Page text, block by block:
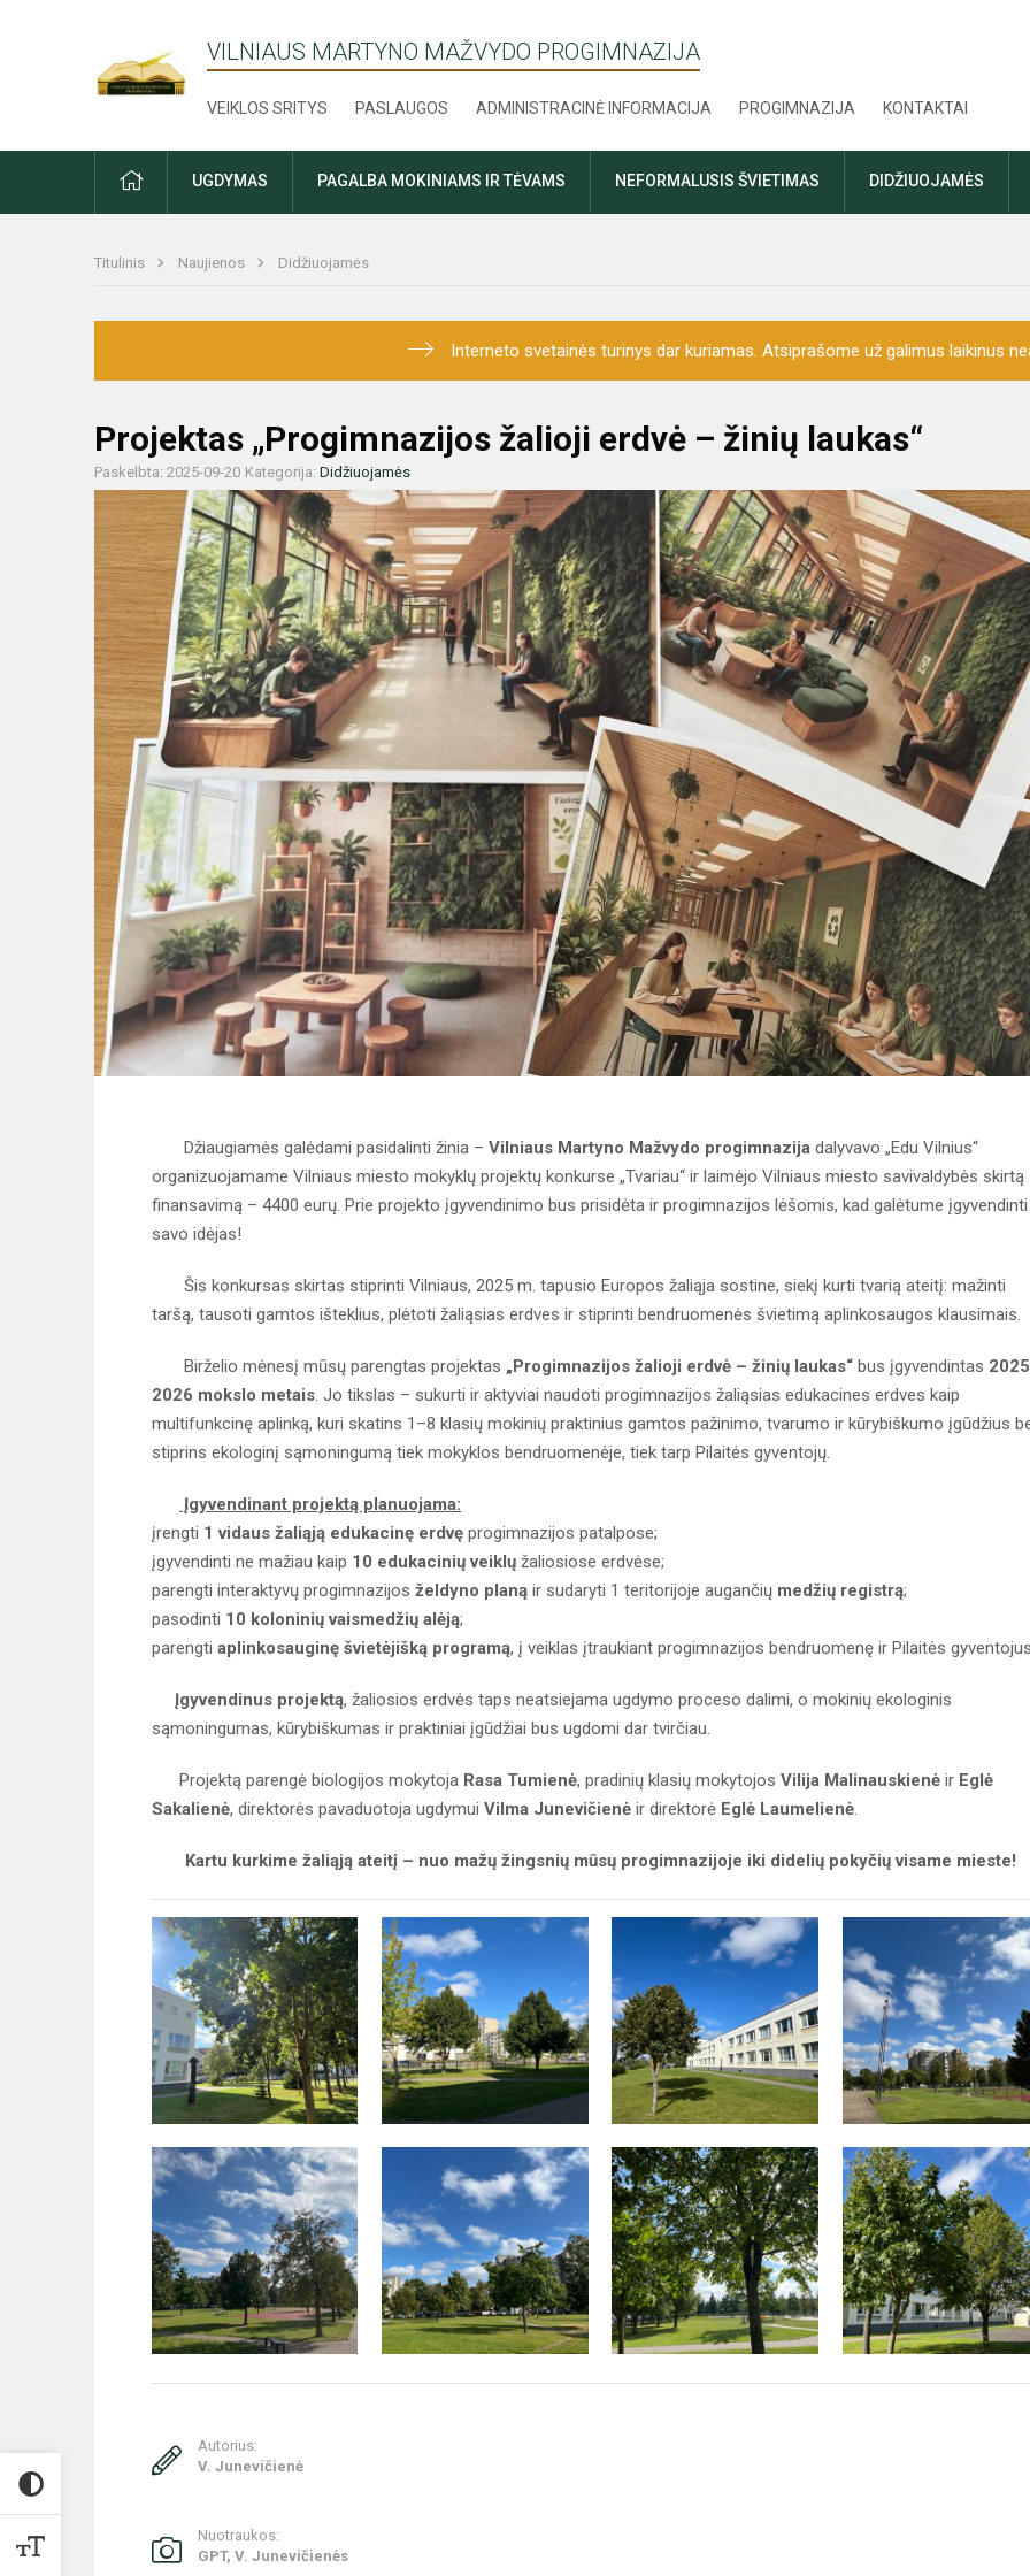
VILNIAUS MARTYNO MAŽVYDO PROGIMNAZIJA
VEIKLOS SRITYS PASLAUGOS ADMINISTRACINĖ INFORMACIJA PROGIMNAZIJA KONTAKTAI
PRADŽIAUGDYMAS PAGALBA MOKINIAMS IR TĖVAMS NEFORMALUSIS ŠVIETIMAS DIDŽIUOJAMĖS
Titulinis Naujienos Didžiuojamės
Interneto svetainės turinys dar kuriamas. Atsiprašome už galimus laikinus
Projektas „Progimnazijos žalioji erdvė – žinių laukas“
Paskelbta: 2025-09-20 Kategorija: Didžiuojamės
Džiaugiamės galėdami pasidalinti žinia – Vilniaus Martyno Mažvydo progimnazija dalyvavo „Edu Vilnius“
organizuojamame Vilniaus miesto mokyklų projektų konkurse „Tvariau“ ir laimėjo Vilniaus miesto savivaldybės skirtą
finansavimą – 4400 eurų. Prie projekto įgyvendinimo bus prisidėta ir progimnazijos lėšomis, kad galėtume įgyvendinti
savo idėjas!
Šis konkursas skirtas stiprinti Vilniaus, 2025 m. tapusio Europos žaliąja sostine, siekį kurti tvarią ateitį: mažinti
taršą, tausoti gamtos išteklius, plėtoti žaliąsias erdves ir stiprinti bendruomenės švietimą aplinkosaugos klausimais.
Birželio mėnesį mūsų parengtas projektas „Progimnazijos žalioji erdvė – žinių laukas“ bus įgyvendintas
2026 mokslo metais. Jo tikslas – sukurti ir aktyviai naudoti progimnazijos žaliąsias edukacines erdves kaip
multifunkcinę aplinką, kuri skatins 1–8 klasių mokinių praktinius gamtos pažinimo, tvarumo ir kūrybiškumo įgūdžius
stiprins ekologinį sąmoningumą tiek mokyklos bendruomenėje, tiek tarp Pilaitės gyventojų.
Įgyvendinant projektą planuojama:
įrengti 1 vidaus žaliąją edukacinę erdvę progimnazijos patalpose;
įgyvendinti ne mažiau kaip 10 edukacinių veiklų žaliosiose erdvėse;
parengti interaktyvų progimnazijos želdyno planą ir sudaryti 1 teritorijoje augančių medžių registrą;
pasodinti 10 koloninių vaismedžių alėją;
parengti aplinkosauginę švietėjišką programą, į veiklas įtraukiant progimnazijos bendruomenę ir Pilaitės
Įgyvendinus projektą, žaliosios erdvės taps neatsiejama ugdymo proceso dalimi, o mokinių ekologinis
sąmoningumas, kūrybiškumas ir praktiniai įgūdžiai bus ugdomi dar tvirčiau.
Projektą parengė biologijos mokytoja Rasa Tumienė, pradinių klasių mokytojos Vilija Malinauskienė ir Eglė
Sakalienė, direktorės pavaduotoja ugdymui Vilma Junevičienė ir direktorė Eglė Laumelienė.
Kartu kurkime žaliąją ateitį – nuo mažų žingsnių mūsų progimnazijoje iki didelių pokyčių visame mieste!
Autorius:
V. Junevičienė
Nuotraukos:
GPT, V. Junevičienės